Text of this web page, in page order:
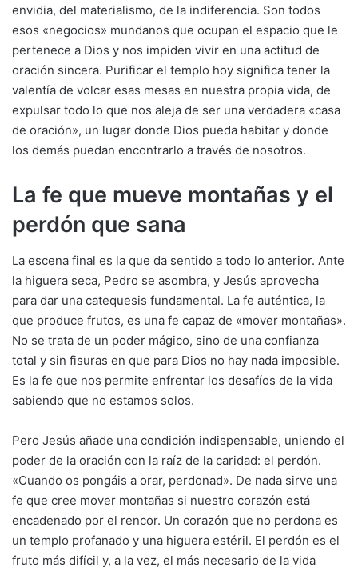
envidia, del materialismo, de la indiferencia. Son todos
esos «negocios» mundanos que ocupan el espacio que le
pertenece a Dios y nos impiden vivir en una actitud de
oración sincera. Purificar el templo hoy significa tener la
valentía de volcar esas mesas en nuestra propia vida, de
expulsar todo lo que nos aleja de ser una verdadera «casa
de oración», un lugar donde Dios pueda habitar y donde
los demás puedan encontrarlo a través de nosotros.
La fe que mueve montañas y el
perdón que sana
La escena final es la que da sentido a todo lo anterior. Ante
la higuera seca, Pedro se asombra, y Jesús aprovecha
para dar una catequesis fundamental. La fe auténtica, la
que produce frutos, es una fe capaz de «mover montañas».
No se trata de un poder mágico, sino de una confianza
total y sin fisuras en que para Dios no hay nada imposible.
Es la fe que nos permite enfrentar los desafíos de la vida
sabiendo que no estamos solos.
Pero Jesús añade una condición indispensable, uniendo el
poder de la oración con la raíz de la caridad: el perdón.
«Cuando os pongáis a orar, perdonad». De nada sirve una
fe que cree mover montañas si nuestro corazón está
encadenado por el rencor. Un corazón que no perdona es
un templo profanado y una higuera estéril. El perdón es el
fruto más difícil y, a la vez, el más necesario de la vida